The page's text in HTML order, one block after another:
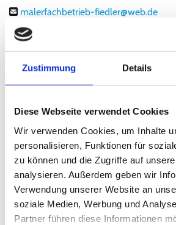
Zustimmung Details
Diese Webseite verwendet Cookies
Wir verwenden Cookies, um Inhalte
personalisieren, Funktionen für
zu können und die Zugriffe auf
analysieren. Außerdem geben wir
Verwendung unserer Website an
soziale Medien, Werbung und
Partner führen diese Informationen
 malerfachbetrieb-fiedler@web.de
Inhaber/ Geschäftsführer:
USt.-ID: DE235079241
Recht­li­cher Hin­weis:Die EU hat ein
Bei­le­gung von Strei­tig­kei­ten zwi­schen
Ver­brau­chern ge­schaf­fen. In­for­ma­tio­nen
unterhttps://ec.europa.eu/consumers/
Wir be­tei­ligen uns nicht an einem